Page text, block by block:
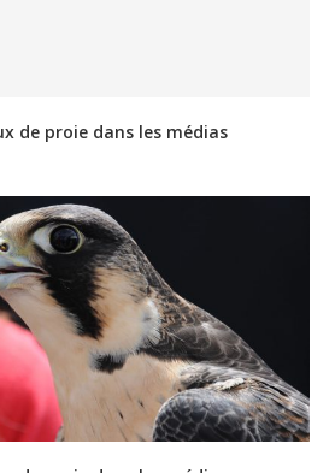
de proie dans les médias